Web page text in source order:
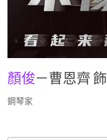
顏俊－曹恩齊 飾
鋼琴家